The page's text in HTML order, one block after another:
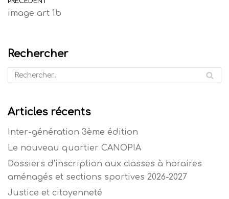
image art 1b
Rechercher
Articles récents
Inter-génération 3ème édition
Le nouveau quartier CANOPIA
Dossiers d’inscription aux classes à horaires
aménagés et sections sportives 2026-2027
Justice et citoyenneté